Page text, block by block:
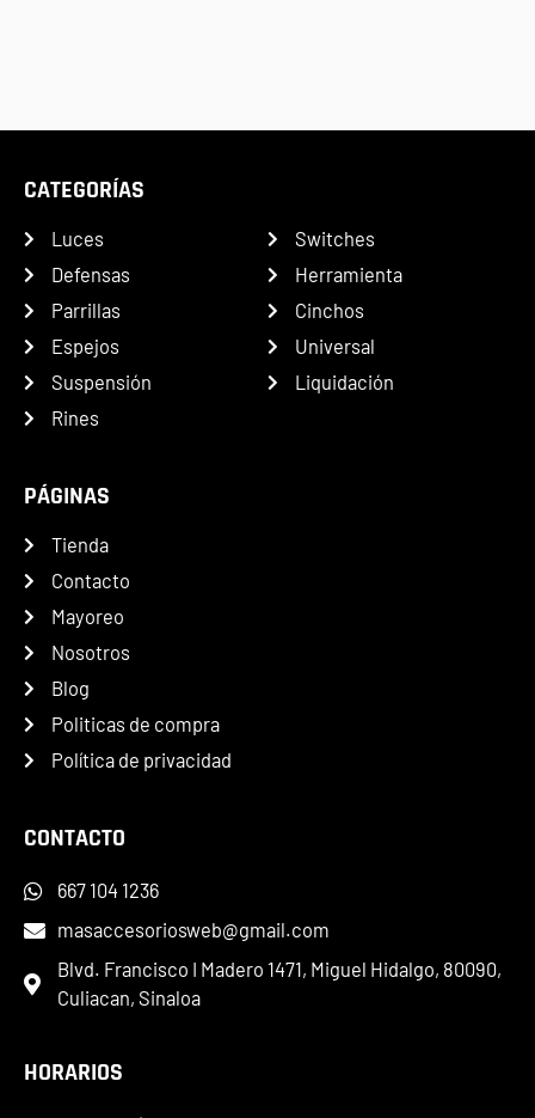
CATEGORÍAS
Luces
Defensas
Parrillas
Espejos
Suspensión
Rines
Switches
Herramienta
Cinchos
Universal
Liquidación
PÁGINAS
Tienda
Contacto
Mayoreo
Nosotros
Blog
Politicas de compra
Política de privacidad
CONTACTO
667 104 1236
masaccesoriosweb@gmail.com
Blvd. Francisco I Madero 1471, Miguel Hidalgo, 80090,
Culiacan, Sinaloa
HORARIOS